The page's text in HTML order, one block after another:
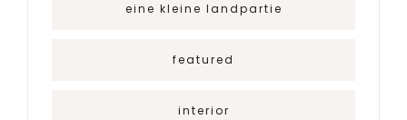
eine kleine landpartie
featured
interior